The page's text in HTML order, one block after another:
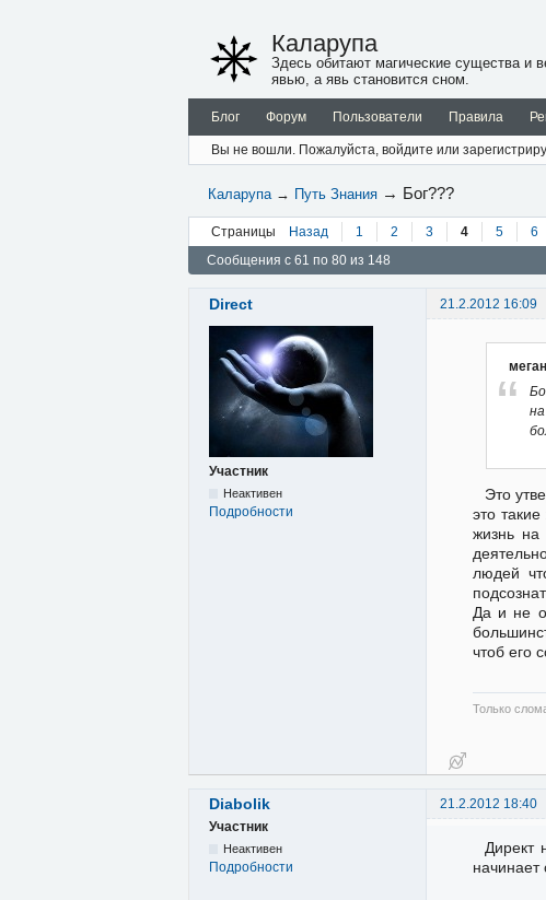
Каларупа
Здесь обитают магические существа и
явью, а явь становится сном.
Блог Форум Пользователи Правила
Вы не вошли. Пожалуйста, войдите или
Каларупа → Путь Знания → Бог???
Страницы Назад 1 2 3 4 5 6
Сообщения с 61 по 80 из 148
Direct 21.2.2012 16:09
Участник
Неактивен
Подробности
Это
это
жизнь на
людей
Да и не
чтоб его
Только
Diabolik
21.2.2012 18:40
Участник
Неактивен
Подробности
Директ
начинает